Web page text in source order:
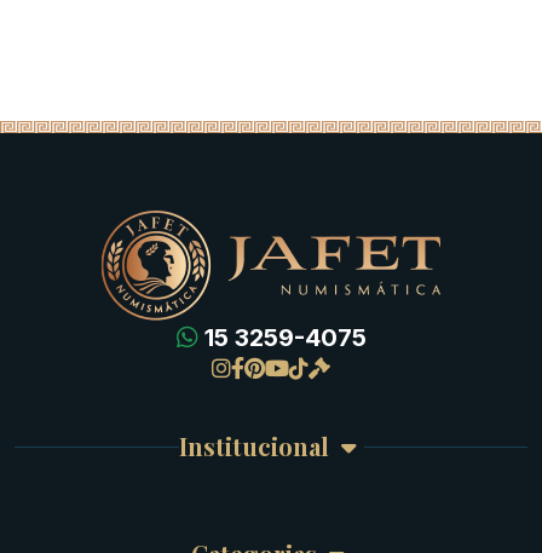
15 3259-4075
Institucional
Meus Pedidos
Carrinho de Compra
Gregas
Byzantinas
Bíblicas